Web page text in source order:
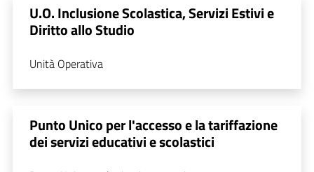
U.O. Inclusione Scolastica, Servizi Estivi e
Diritto allo Studio
Unità Operativa
Punto Unico per l'accesso e la tariffazione
dei servizi educativi e scolastici